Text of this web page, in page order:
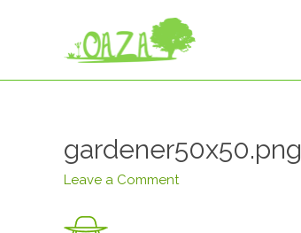
gardener50x50.png
Leave a Comment